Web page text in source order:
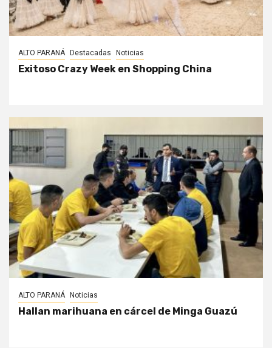
ALTO PARANÁ Destacadas Noticias
Exitoso Crazy Week en Shopping China
ALTO PARANÁ Noticias
Hallan marihuana en cárcel de Minga Guazú